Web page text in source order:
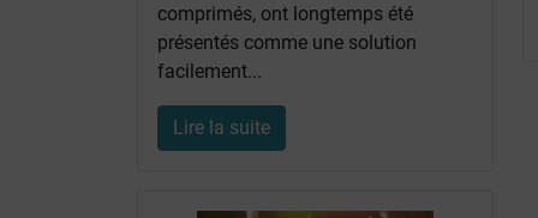
comprimés, ont longtemps été
présentés comme une solution
facilement...
Lire la suite